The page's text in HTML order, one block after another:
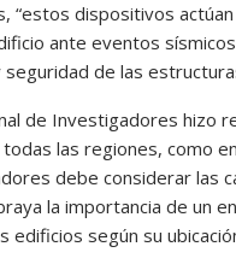
“estos dispositivos
ante eventos
de las
de Investigadores hizo
las regiones, como
debe considerar las
la importancia de un
según su